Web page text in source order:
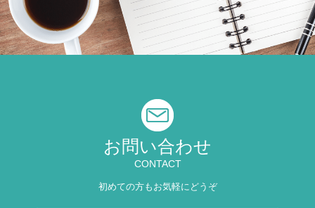
お問い合わせ
CONTACT
初めての方もお気軽にどうぞ